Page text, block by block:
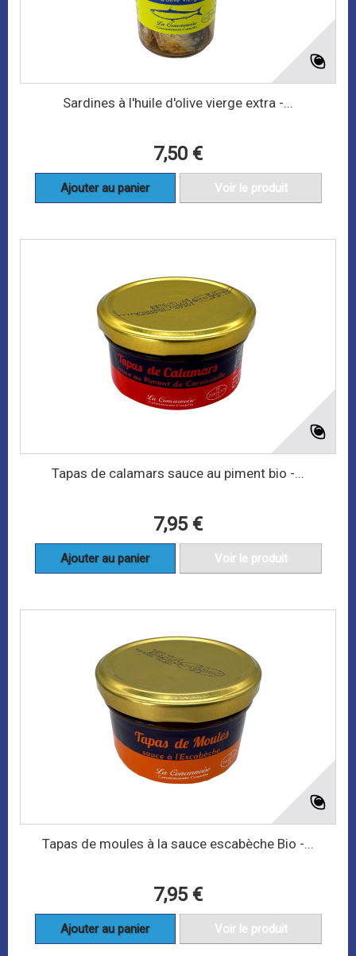
Sardines à l'huile d'olive vierge extra -...
7,50 €
Ajouter au panier Voir le produit
Tapas de calamars sauce au piment bio -...
7,95 €
Ajouter au panier Voir le produit
Tapas de moules à la sauce escabèche Bio -...
7,95 €
Ajouter au panier Voir le produit